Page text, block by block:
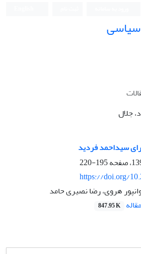
سیاسی
جلال
سیداحمد فردید
195-220
https://doi.org/
هروی، رضا نصیری حامد
847.95 K